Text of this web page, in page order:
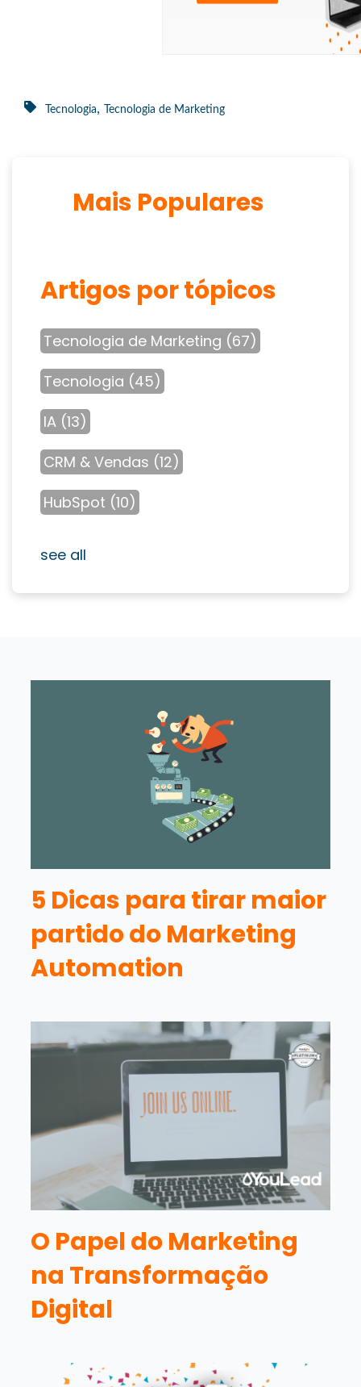
Tecnologia, Tecnologia de Marketing
Mais Populares
Artigos por tópicos
Tecnologia de Marketing (67)
Tecnologia (45)
IA (13)
CRM & Vendas (12)
HubSpot (10)
see all
5 Dicas para tirar maior
partido do Marketing
Automation
O Papel do Marketing
na Transformação
Digital